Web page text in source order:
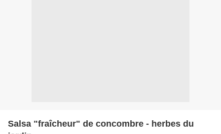
Salsa "fraîcheur" de concombre - herbes du